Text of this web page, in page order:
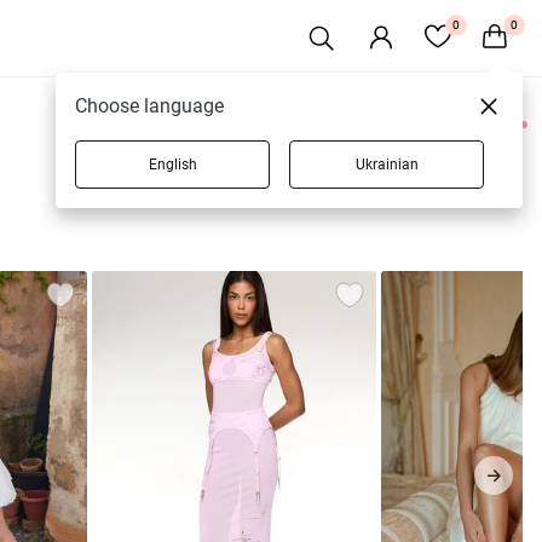
0 0
0 товаров
Choose language
English Ukrainian